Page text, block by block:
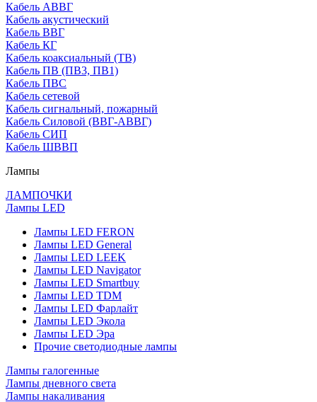
Кабель АВВГ
Кабель акустический
Кабель ВВГ
Кабель КГ
Кабель коаксиальный (ТВ)
Кабель ПВ (ПВ3, ПВ1)
Кабель ПВС
Кабель сетевой
Кабель сигнальный, пожарный
Кабель Силовой (ВВГ-АВВГ)
Кабель СИП
Кабель ШВВП
Лампы
ЛАМПОЧКИ
Лампы LED
Лампы LED FERON
Лампы LED General
Лампы LED LEEK
Лампы LED Navigator
Лампы LED Smartbuy
Лампы LED TDM
Лампы LED Фарлайт
Лампы LED Экола
Лампы LED Эра
Прочие светодиодные лампы
Лампы галогенные
Лампы дневного света
Лампы накаливания